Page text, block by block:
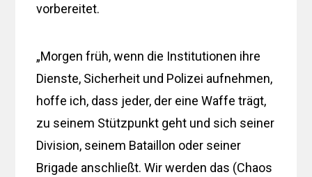
vorbereitet.
„Morgen früh, wenn die Institutionen ihre
Dienste, Sicherheit und Polizei aufnehmen,
hoffe ich, dass jeder, der eine Waffe trägt,
zu seinem Stützpunkt geht und sich seiner
Division, seinem Bataillon oder seiner
Brigade anschließt. Wir werden das (Chaos